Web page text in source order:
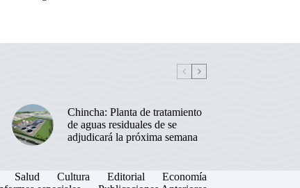
Chincha: Planta de tratamiento
de aguas residuales de se
adjudicará la próxima semana
Salud Cultura Editorial
Economía